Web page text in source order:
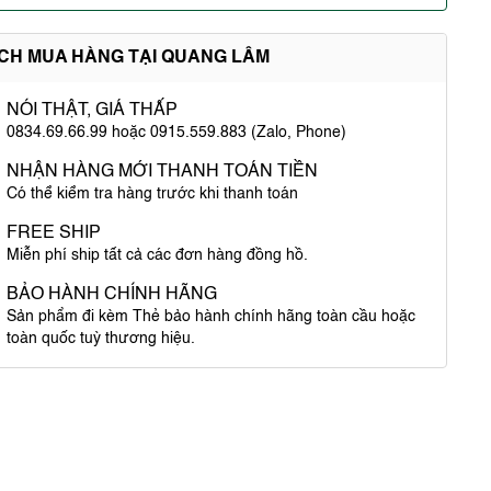
MUA HÀNG TẠI QUANG LÂM
NÓI THẬT, GIÁ THẤP
0834.69.66.99 hoặc 0915.559.883 (Zalo, Phone)
NHẬN HÀNG MỚI THANH TOÁN TIỀN
Có thể kiểm tra hàng trước khi thanh toán
FREE SHIP
Miễn phí ship tất cả các đơn hàng đồng hồ.
BẢO HÀNH CHÍNH HÃNG
Sản phẩm đi kèm Thẻ bảo hành chính hãng toàn cầu hoặc
toàn quốc tuỳ thương hiệu.